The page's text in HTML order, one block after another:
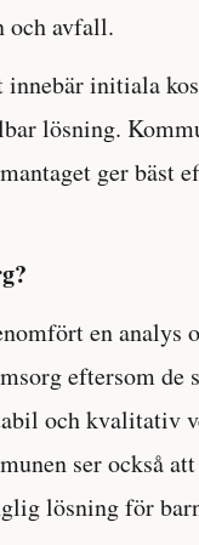
och avfall.
initiala
lösning.
ger bäst
en analys
eftersom de
och kvalitativ
ser också
lösning för